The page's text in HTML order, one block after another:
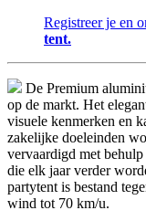
Registreer je en
tent.
De Premium
op de markt. Het
visuele kenmerken en
zakelijke doeleinden
vervaardigd met behulp
die elk jaar verder
partytent is bestand
wind tot 70 km/u.